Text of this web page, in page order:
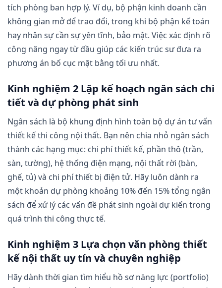
tích phòng ban hợp lý. Ví dụ, bộ phận kinh doanh cần
không gian mở để trao đổi, trong khi bộ phận kế toán
hay nhân sự cần sự yên tĩnh, bảo mật. Việc xác định rõ
công năng ngay từ đầu giúp các kiến trúc sư đưa ra
phương án bố cục mặt bằng tối ưu nhất.
Kinh nghiệm 2 Lập kế hoạch ngân sách chi
tiết và dự phòng phát sinh
Ngân sách là bộ khung định hình toàn bộ dự án tư vấn
thiết kế thi công nội thất. Bạn nên chia nhỏ ngân sách
thành các hạng mục: chi phí thiết kế, phần thô (trần,
sàn, tường), hệ thống điện mạng, nội thất rời (bàn,
ghế, tủ) và chi phí thiết bị điện tử. Hãy luôn dành ra
một khoản dự phòng khoảng 10% đến 15% tổng ngân
sách để xử lý các vấn đề phát sinh ngoài dự kiến trong
quá trình thi công thực tế.
Kinh nghiệm 3 Lựa chọn văn phòng thiết
kế nội thất uy tín và chuyên nghiệp
Hãy dành thời gian tìm hiểu hồ sơ năng lực (portfolio)